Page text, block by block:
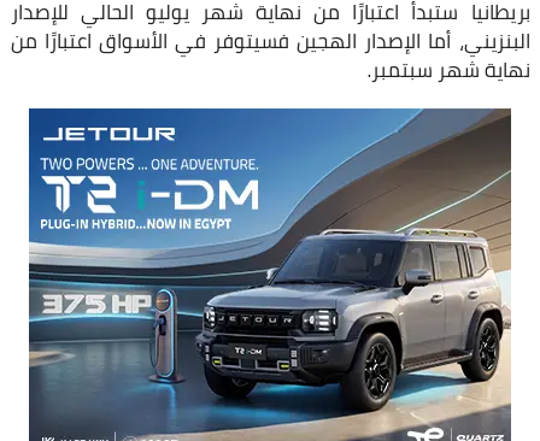
بريطانيا ستبدأ اعتبارًا من نهاية شهر يوليو الحالي للإصدار
البنزيني، أما الإصدار الهجين فسيتوفر في الأسواق اعتبارًا من
نهاية شهر سبتمبر.